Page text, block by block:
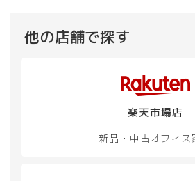
他の店舗で探す
楽天市場店
新品・中古オフィス